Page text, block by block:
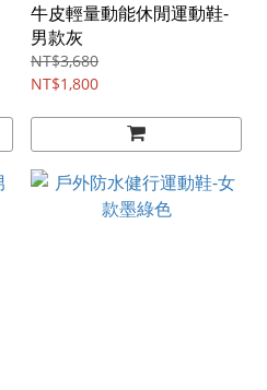
牛皮輕量動能休閒運動鞋-
男款灰
NT$3,680
NT$1,800